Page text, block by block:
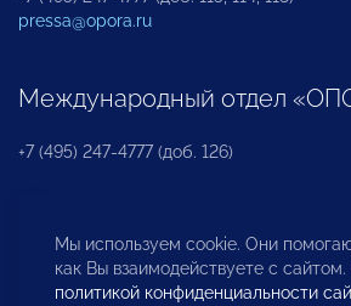
pressa@opora.ru
Международный отдел
+7 (495) 247-4777 (доб. 126)
Бюро по защите прав
инвесторов
Мы используем cookie. Они
как Вы взаимодействуете с
политикой конфиденциальности